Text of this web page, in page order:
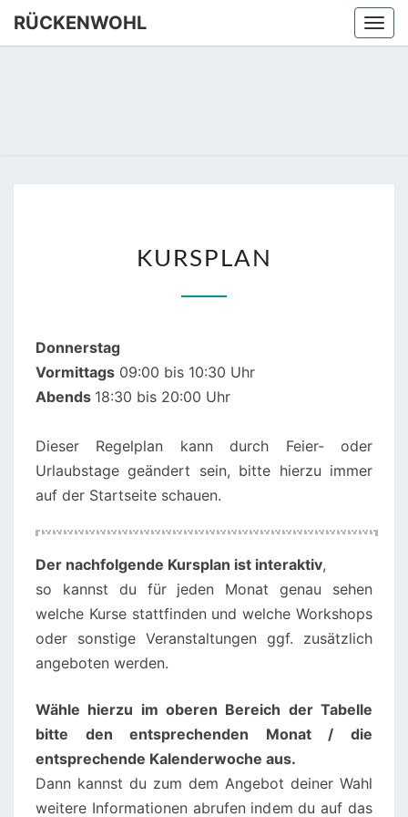
Skip
RÜCKENWOHL
KURSPLAN
Donnerstag
Vormittags 09:00 bis 10:30 Uhr
Abends 18:30 bis 20:00 Uhr
Dieser Regelplan kann durch Feier- oder
Urlaubstage geändert sein, bitte hierzu immer
auf der Startseite schauen.
Der nachfolgende Kursplan ist interaktiv,
so kannst du für jeden Monat genau sehen
welche Kurse stattfinden und welche Workshops
oder sonstige Veranstaltungen ggf. zusätzlich
angeboten werden.
Wähle hierzu im oberen Bereich der Tabelle
bitte den entsprechenden Monat / die
entsprechende Kalenderwoche aus.
Dann kannst du zum dem Angebot deiner Wahl
weitere Informationen abrufen indem du auf das
00:00
02:00
03:00
04:00